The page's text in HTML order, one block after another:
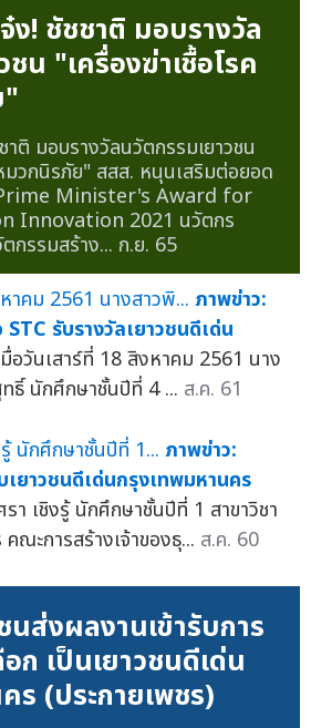
ง! ชัชชาติ มอบรางวัล
น "เครื่องฆ่าเชื้อโรค
าติ มอบรางวัลนวัตกรรมเยาวชน
มวกนิรภัย" สสส. หนุนเสริมต่อยอด
Minister's Award for
Innovation 2021 นวัตกร
กรรมสร้าง... ก.ย. 65
ภาพข่าว:
รับรางวัลเยาวชนดีเด่น
อวันเสาร์ที่ 18 สิงหาคม 2561 นาง
ธิ์ นักศึกษาชั้นปีที่ 4 ... ส.ค. 61
ภาพข่าว:
ยาวชนดีเด่นกรุงเทพมหานคร
า เชิงรู้ นักศึกษาชั้นปีที่ 1 สาขาวิชา
ณะการสร้างเจ้าของธุ... ส.ค. 60
นส่งผลงานเข้ารับการ
ก เป็นเยาวชนดีเด่น
ร (ประกายเพชร)